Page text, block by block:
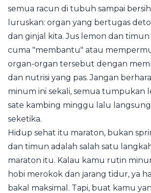
semua racun di tubuh sampai
luruskan: organ yang bertugas
dan ginjal kita. Jus lemon dan
cuma "membantu" atau
organ-organ tersebut dengan
dan nutrisi yang pas. Jangan
minum ini sekali, semua tumpukan
sate kambing minggu lalu
seketika.
Hidup sehat itu maraton, bukan
dan timun adalah salah satu
maraton itu. Kalau kamu rutin
hobi merokok dan jarang tidur, ya
bakal maksimal. Tapi, buat kamu